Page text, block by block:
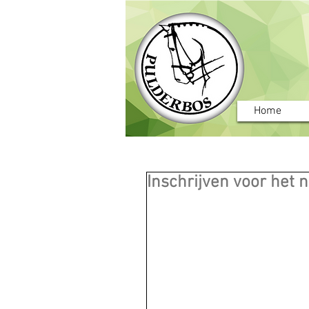
Home
Inschrijven voor het